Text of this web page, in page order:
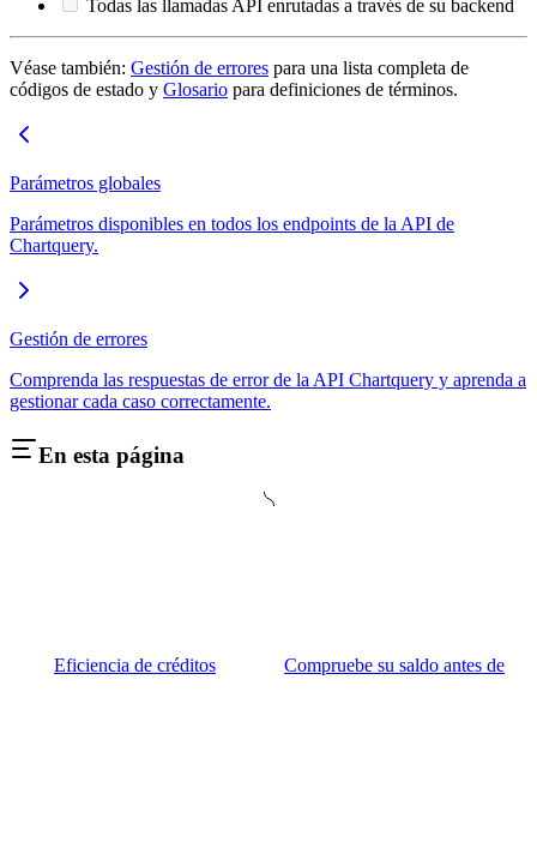
Todas las llamadas API enrutadas a través de su backend
Véase también: Gestión de errores para una lista completa de
códigos de estado y Glosario para definiciones de términos.
Parámetros globales
Parámetros disponibles en todos los endpoints de la API de
Chartquery.
Gestión de errores
Comprenda las respuestas de error de la API Chartquery y aprenda a
gestionar cada caso correctamente.
En esta página
Eficiencia de créditos Compruebe su saldo antes de